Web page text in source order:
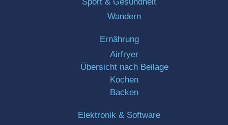
Wandern
Ernährung
Airfryer
Übersicht nach Beilage
Kochen
Backen
Elektronik & Software